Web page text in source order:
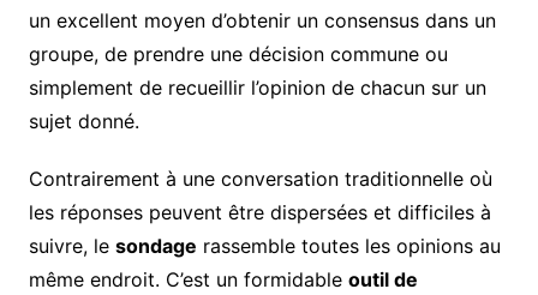
un excellent moyen d’obtenir un consensus dans un
groupe, de prendre une décision commune ou
simplement de recueillir l’opinion de chacun sur un
sujet donné.
Contrairement à une conversation traditionnelle où
les réponses peuvent être dispersées et difficiles à
suivre, le sondage rassemble toutes les opinions au
même endroit. C’est un formidable outil de